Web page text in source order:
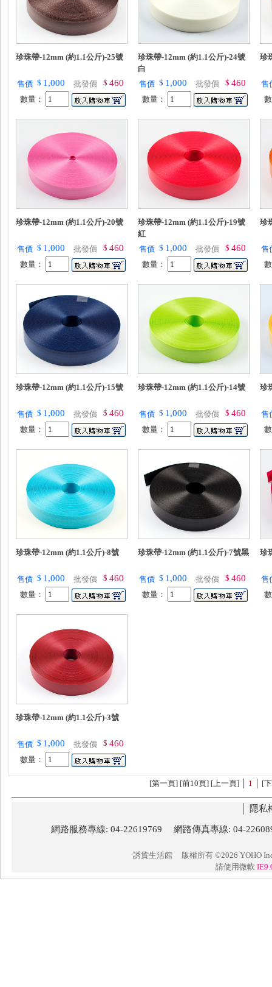
珍珠帶-12mm (約1.1公斤)-25號
售價 $ 1,000 批發價 $ 460
數量：
珍珠帶-12mm (約1.1公斤)-24號
白
售價 $ 1,000 批發價 $ 460
數量：
珍
售
珍珠帶-12mm (約1.1公斤)-20號
售價 $ 1,000 批發價 $ 460
數量：
珍珠帶-12mm (約1.1公斤)-19號
紅
售價 $ 1,000 批發價 $ 460
數量：
珍
售
珍珠帶-12mm (約1.1公斤)-15號
售價 $ 1,000 批發價 $ 460
數量：
珍珠帶-12mm (約1.1公斤)-14號
售價 $ 1,000 批發價 $ 460
數量：
珍
售
珍珠帶-12mm (約1.1公斤)-8號
售價 $ 1,000 批發價 $ 460
數量：
珍珠帶-12mm (約1.1公斤)-7號黑
售價 $ 1,000 批發價 $ 460
數量：
珍
售
珍珠帶-12mm (約1.1公斤)-3號
售價 $ 1,000 批發價 $ 460
數量：
[第一頁] [前10頁] [上一頁] │ 1 │ [
隱私
網路服務專線: 04-22619769 網路傳真專線: 04-
誘貨生活館
版權所有 ©2026 YOHO
請使用微軟